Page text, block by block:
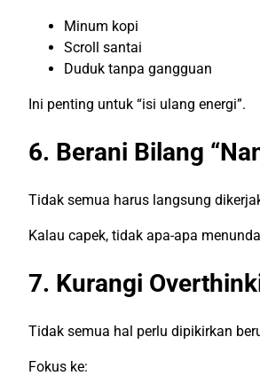
Minum kopi
Scroll santai
Duduk tanpa gangguan
Ini penting untuk “isi ulang energi”.
6. Berani Bilang
Tidak semua harus langsung
Kalau capek, tidak apa-apa
7. Kurangi
Tidak semua hal perlu dipikirkan
Fokus ke: